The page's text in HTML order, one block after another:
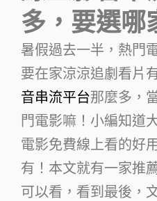
多，要選哪
暑假過去一半，熱門
要在家涼涼追劇看片
音串流平台那麼多，
門電影嘛！小編知道
電影免費線上看的好
有！本文就有一家推
可以看，看到最後，